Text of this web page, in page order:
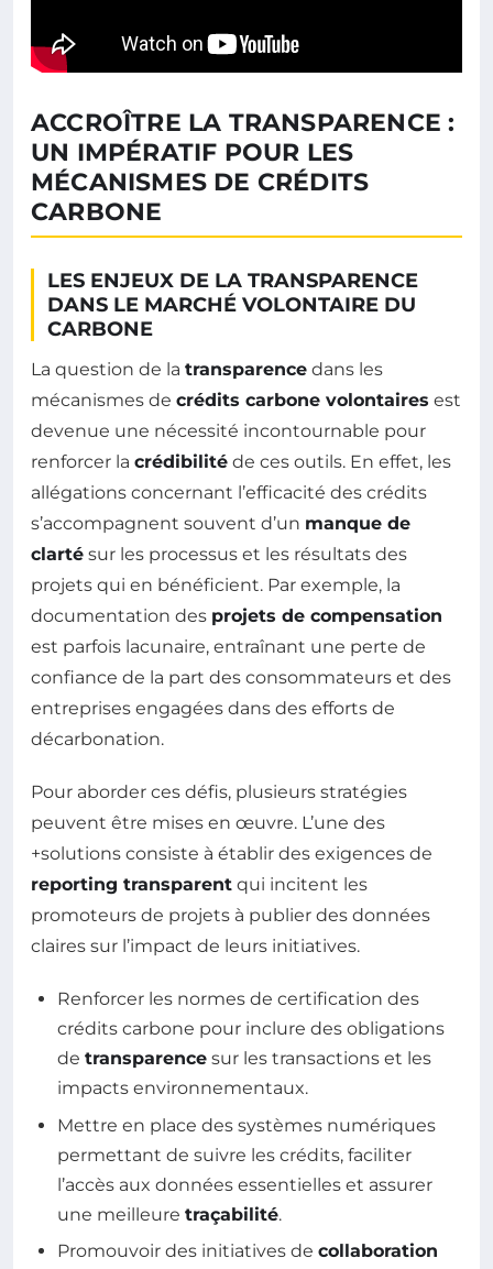
ACCROÎTRE LA TRANSPARENCE :
UN IMPÉRATIF POUR LES
MÉCANISMES DE CRÉDITS
CARBONE
LES ENJEUX DE LA TRANSPARENCE
DANS LE MARCHÉ VOLONTAIRE DU
CARBONE
La question de la transparence dans les
mécanismes de crédits carbone volontaires est
devenue une nécessité incontournable pour
renforcer la crédibilité de ces outils. En effet, les
allégations concernant l’efficacité des crédits
s’accompagnent souvent d’un manque de
clarté sur les processus et les résultats des
projets qui en bénéficient. Par exemple, la
documentation des projets de compensation
est parfois lacunaire, entraînant une perte de
confiance de la part des consommateurs et des
entreprises engagées dans des efforts de
décarbonation.
Pour aborder ces défis, plusieurs stratégies
peuvent être mises en œuvre. L’une des
+solutions consiste à établir des exigences de
reporting transparent qui incitent les
promoteurs de projets à publier des données
claires sur l’impact de leurs initiatives.
Renforcer les normes de certification des
crédits carbone pour inclure des obligations
de transparence sur les transactions et les
impacts environnementaux.
Mettre en place des systèmes numériques
permettant de suivre les crédits, faciliter
l’accès aux données essentielles et assurer
une meilleure traçabilité.
Promouvoir des initiatives de collaboration